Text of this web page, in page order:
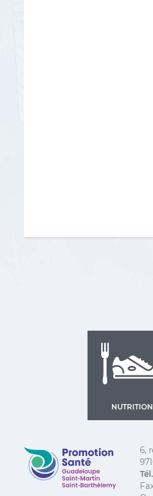
NUTRITION
Promotion Santé
6,